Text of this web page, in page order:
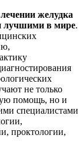
желудка
лучшими в мире.
не только
помощь, но и
специалистами
проктологии,